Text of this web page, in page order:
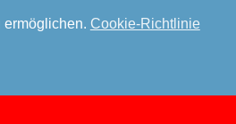
ermöglichen. Cookie-Richtlinie